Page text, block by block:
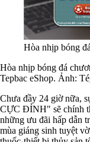
Hòa nhịp bóng đá
Hòa nhịp bóng đá
Tepbac eShop. Ảnh:
Chưa đầy 24 giờ nữa,
CỰC ĐỈNH" sẽ chính
những ưu đãi hấp dẫn
mùa giáng sinh tuyệt